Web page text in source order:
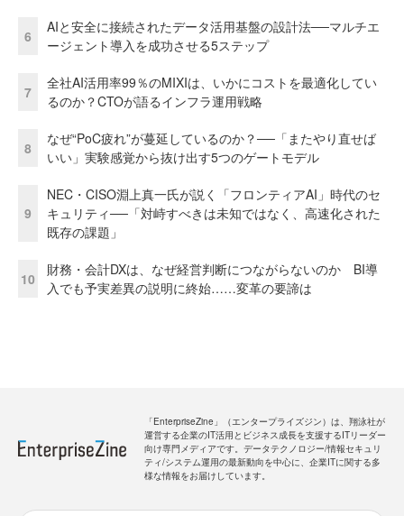
6
AIと安全に接続されたデータ活用基盤の設計法──マルチエ
ージェント導入を成功させる5ステップ
7
全社AI活用率99％のMIXIは、いかにコストを最適化してい
るのか？CTOが語るインフラ運用戦略
8
なぜ“PoC疲れ”が蔓延しているのか？──「またやり直せば
いい」実験感覚から抜け出す5つのゲートモデル
9
NEC・CISO淵上真一氏が説く「フロンティアAI」時代のセ
キュリティ──「対峙すべきは未知ではなく、高速化された
既存の課題」
10
財務・会計DXは、なぜ経営判断につながらないのか BI導
入でも予実差異の説明に終始……変革の要諦は
「EnterpriseZine」（エンタープライズジン）は、翔泳社が
運営する企業のIT活用とビジネス成長を支援するITリーダー
向け専門メディアです。データテクノロジー/情報セキュリ
ティ/システム運用の最新動向を中心に、企業ITに関する多
様な情報をお届けしています。